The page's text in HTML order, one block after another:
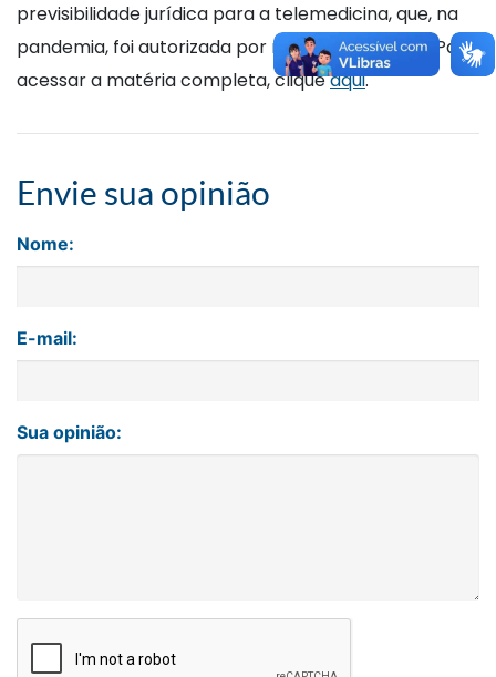
previsibilidade jurídica para a telemedicina, que, na
pandemia, foi autorizada por medida provisória. Para
acessar a matéria completa, cliqueaqui.
Envie sua opinião
Nome:
E-mail:
Sua opinião: